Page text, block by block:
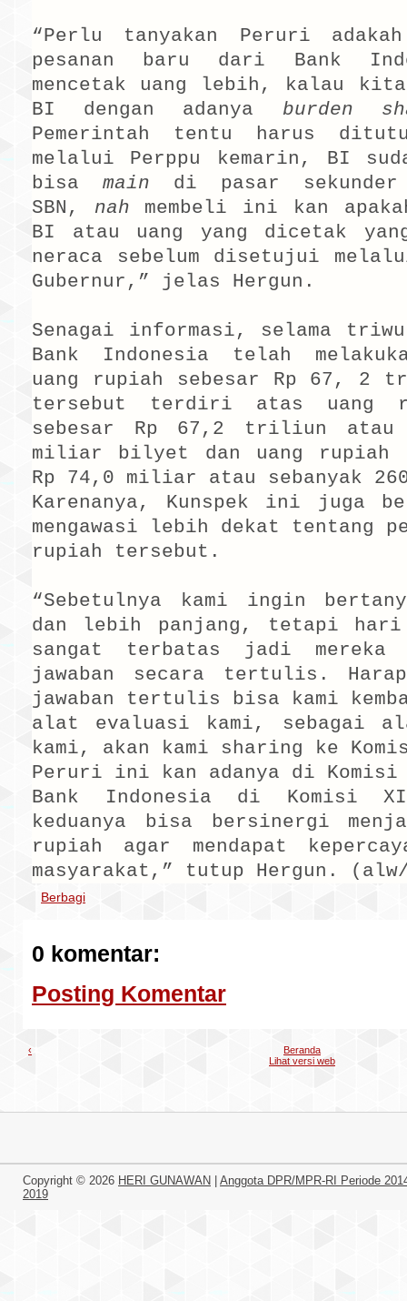
“Perlu tanyakan Peruri
pesanan baru dari Bank
mencetak uang lebih, kalau
BI dengan adanya burden
Pemerintah tentu harus
melalui Perppu kemarin, BI
bisa main di pasar sekunder
SBN, nah membeli ini kan
BI atau uang yang dicetak
neraca sebelum disetujui
Gubernur,” jelas Hergun.
Senagai informasi, selama
Bank Indonesia telah
uang rupiah sebesar Rp 67, 2
tersebut terdiri atas uang
sebesar Rp 67,2 triliun atau
miliar bilyet dan uang rupiah
Rp 74,0 miliar atau sebanyak
Karenanya, Kunspek ini juga
mengawasi lebih dekat tentang
rupiah tersebut.
“Sebetulnya kami ingin
dan lebih panjang, tetapi hari
sangat terbatas jadi mereka
jawaban secara tertulis.
jawaban tertulis bisa kami
alat evaluasi kami, sebagai
kami, akan kami sharing ke
Peruri ini kan adanya di Komisi
Bank Indonesia di Komisi
keduanya bisa bersinergi
rupiah agar mendapat
masyarakat,” tutup Hergun.
Berbagi
0 komentar:
Posting Komentar
‹
Beranda
Lihat versi web
Copyright © 2026 HERI GUNAWAN
Anggota DPR/MPR-RI Periode
2019